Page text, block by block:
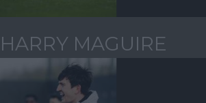
HARRY MAGUIRE